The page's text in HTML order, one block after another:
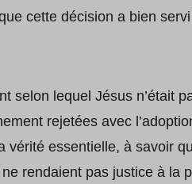
cette décision a bien
selon lequel Jésus n’était
rejetées avec
vérité essentielle, à savoir
rendaient pas justice à la